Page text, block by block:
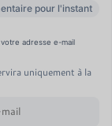
pour l'instant
adresse e-mail
uniquement à la